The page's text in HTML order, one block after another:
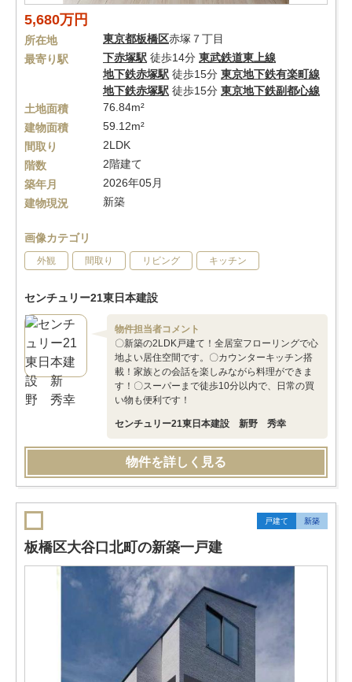
5,680万円
所在地 東京都板橋区赤塚７丁目
最寄り駅
下赤塚駅 徒歩14分 東武鉄道東上線
地下鉄赤塚駅 徒歩15分 東京地下鉄有楽町線
地下鉄赤塚駅 徒歩15分 東京地下鉄副都心線
土地面積
76.84m²
建物面積
59.12m²
間取り
2LDK
階数
2階建て
築年月
2026年05月
建物現況
新築
画像カテゴリ
外観 間取り リビング キッチン
センチュリー21東日本建設
物件担当者コメント
〇新築の2LDK戸建て！全居室フローリングで心
地よい居住空間です。〇カウンターキッチン搭
載！家族との会話を楽しみながら料理ができま
す！〇スーパーまで徒歩10分以内で、日常の買
い物も便利です！
センチュリー21東日本建設 新野 秀幸
物件を詳しく見る
戸建て 新築
板橋区大谷口北町の新築一戸建